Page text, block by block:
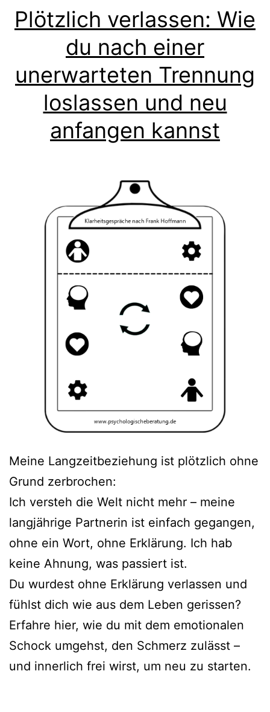
Plötzlich verlassen: Wie
du nach einer
unerwarteten Trennung
loslassen und neu
anfangen kannst
Meine Langzeitbeziehung ist plötzlich ohne
Grund zerbrochen:
Ich versteh die Welt nicht mehr – meine
langjährige Partnerin ist einfach gegangen,
ohne ein Wort, ohne Erklärung. Ich hab
keine Ahnung, was passiert ist.
Du wurdest ohne Erklärung verlassen und
fühlst dich wie aus dem Leben gerissen?
Erfahre hier, wie du mit dem emotionalen
Schock umgehst, den Schmerz zulässt –
und innerlich frei wirst, um neu zu starten.